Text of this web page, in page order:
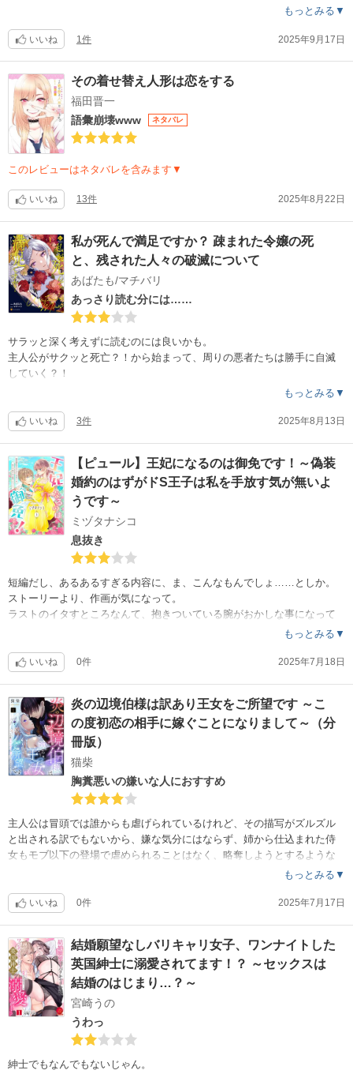
多少の嫉妬とかならよかったけど、この年増ビ〇チの暴走に、正直ドン
もっとみる▼
いいね 1件 2025年9月17日
その着せ替え人形は恋をする
福田晋一
語彙崩壊www
ネタバレ
このレビューはネタバレを含みます▼
いいね 13件 2025年8月22日
私が死んで満足ですか？ 疎まれた令嬢の死
と、残された人々の破滅について
あばたも/マチバリ
あっさり読む分には……
サラッと深く考えずに読むのには良いかも。
主人公がサクッと死亡？！から始まって、周りの悪者たちは勝手に自滅
していく？！
主人公の素晴らしさが全然描かれてないし、妹は略奪、姉を虐げておい
た侍女でさえあんな最期だったのに、なんで妹だけ救われてるの？！救
面目に生きてきた子が自由を手に入れたらはっちゃけちゃった……とい
う事を描きたかった？！いやいや、それにしてもおかしいと言うか必要
のない設定では？
で、結局は王位も継がず、悪さした訳でもないのにじさつ(漢字だと不適
切ワードですとw)設定？！王兄でもないから公爵にはなれず辺境伯……
何のためのじさつ設定？！
……ってことで、長編とかよく描き込まれた作品を読みなれてくると、
こうして突っ込みたくなるけど、深く考えずにさら〜っと読むには短す
ぎず長すぎずちょうどいいんじゃない？
もっとみる▼
いいね 3件 2025年8月13日
【ピュール】王妃になるのは御免です！～偽装
婚約のはずがドS王子は私を手放す気が無いよ
うです～
ミヅタナシコ
息抜き
短編だし、あるあるすぎる内容に、ま、こんなもんでしょ……としか。
ストーリーより、作画が気になって。
ラストのイタすところなんて、抱きついている腕がおかしな事になって
化描けなかったのかなぁ。
もっとみる▼
いいね 0件 2025年7月18日
炎の辺境伯様は訳あり王女をご所望です ～こ
の度初恋の相手に嫁ぐことになりまして～（分
冊版）
猫柴
胸糞悪いの嫌いな人におすすめ
主人公は冒頭では誰からも虐げられているけれど、その描写がズルズル
と出される訳でもないから、嫌な気分にはならず、姉から仕込まれた侍
女もモブ以下の登場で虐められることはなく、略奪しようとするような
性悪だったりビ〇チなのが出てくることもないから、平和に読んでいら
平和すぎて、主人公の親である王や義母である王妃、姉たちへのざまぁ
嫁入り先の辺境伯がウダウダモダモダする奴でもなかったから、もうあ
とはイチャイチャイチャイチャ……( *´艸`)
眉間にシワは寄らずに読めるけれど、ニヨニヨしてしまうのはご注意。
とにかく胸くそ展開の嫌いな人にはおすすめ出来る。
もっとみる▼
いいね 0件 2025年7月17日
結婚願望なしバリキャリ女子、ワンナイトした
英国紳士に溺愛されてます！？ ～セックスは
結婚のはじまり…？～
宮崎うの
うわっ
紳士でもなんでもないじゃん。